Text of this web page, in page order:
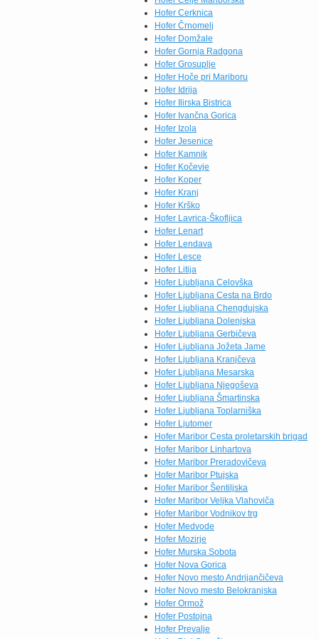
Hofer Cerknica
Hofer Črnomelj
Hofer Domžale
Hofer Gornja Radgona
Hofer Grosuplje
Hofer Hoče pri Mariboru
Hofer Idrija
Hofer Ilirska Bistrica
Hofer Ivančna Gorica
Hofer Izola
Hofer Jesenice
Hofer Kamnik
Hofer Kočevje
Hofer Koper
Hofer Kranj
Hofer Krško
Hofer Lavrica-Škofljica
Hofer Lenart
Hofer Lendava
Hofer Lesce
Hofer Litija
Hofer Ljubljana Celovška
Hofer Ljubljana Cesta na Brdo
Hofer Ljubljana Chengdujska
Hofer Ljubljana Dolenjska
Hofer Ljubljana Gerbičeva
Hofer Ljubljana Jožeta Jame
Hofer Ljubljana Kranjčeva
Hofer Ljubljana Mesarska
Hofer Ljubljana Njegoševa
Hofer Ljubljana Šmartinska
Hofer Ljubljana Toplarniška
Hofer Ljutomer
Hofer Maribor Cesta proletarskih brigad
Hofer Maribor Linhartova
Hofer Maribor Preradovičeva
Hofer Maribor Ptujska
Hofer Maribor Šentiljska
Hofer Maribor Veljka Vlahoviča
Hofer Maribor Vodnikov trg
Hofer Medvode
Hofer Mozirje
Hofer Murska Sobota
Hofer Nova Gorica
Hofer Novo mesto Andrijančičeva
Hofer Novo mesto Belokranjska
Hofer Ormož
Hofer Postojna
Hofer Prevalje